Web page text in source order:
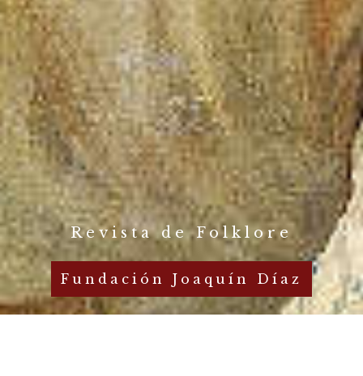
Revista de Folklore
Fundación Joaquín Díaz